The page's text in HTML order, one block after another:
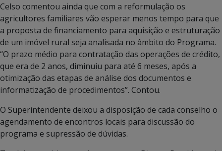
Celso comentou ainda que com a reformulação os
agricultores familiares vão esperar menos tempo para que
a proposta de financiamento para aquisição e estruturação
de um imóvel rural seja analisada no âmbito do Programa.
“O prazo médio para contratação das operações de crédito,
que era de 2 anos, diminuiu para até 6 meses, após a
otimização das etapas de análise dos documentos e
informatização de procedimentos”. Contou.
O Superintendente deixou a disposição de cada conselho o
agendamento de encontros locais para discussão do
programa e supressão de dúvidas.